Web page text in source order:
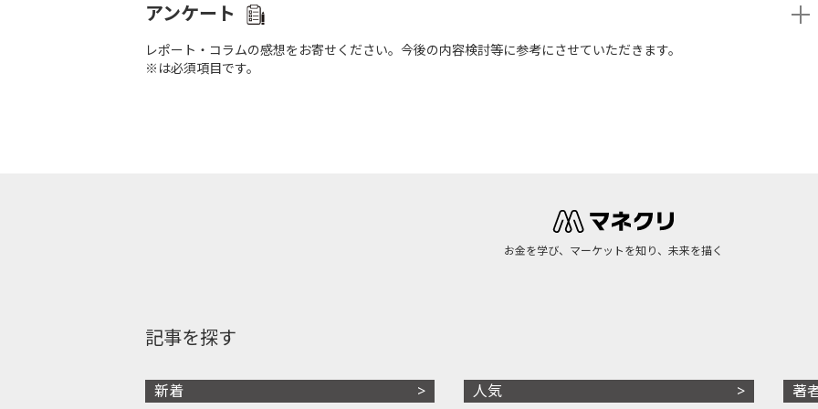
アンケート
レポート・コラムの感想をお寄せください。今後の内容検討等に参考にさせていただきます。
※は必須項目です。
お金を学び、マーケットを知り、未来を描く
記事を探す
新着 人気 著